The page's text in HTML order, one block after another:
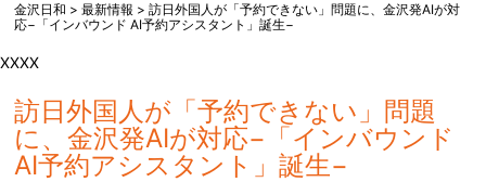
金沢日和 >最新情報 >訪日外国人が「予約できない」問題に、金沢発AIが対
応−「インバウンド AI予約アシスタント」誕生−
XXXX
訪日外国人が「予約できない」問題
に、金沢発AIが対応−「インバウンド
AI予約アシスタント」誕生−